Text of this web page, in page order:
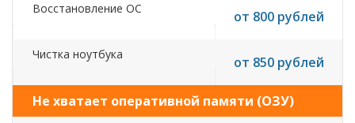
Восстановление ОС от 800 рублей
Чистка ноутбука от 850 рублей
Не хватает оперативной памяти (ОЗУ)